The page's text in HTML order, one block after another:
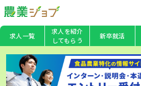
求人一覧
求人を紹介
してもらう
新卒就活